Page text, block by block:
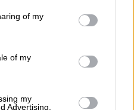
behaviour. You may click to
and its third-party tags to
purposes in below Google
of my
of my
my
Advertising.
Μπορεί κατά ένα
που προέρχονται
να ελέγχει τα
τη Συρία ή το Αμπού
στην
όπλα στη Λιβύη»,